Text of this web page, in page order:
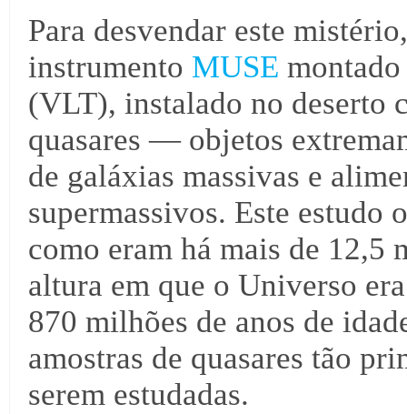
Para desvendar este
instrumento MUSE
(VLT), instalado no deserto
quasares — objetos
de galáxias massivas e
supermassivos. Este estudo
como eram há mais de 12,5
altura em que o Universo
870 milhões de anos de
amostras de quasares tão
serem estudadas.